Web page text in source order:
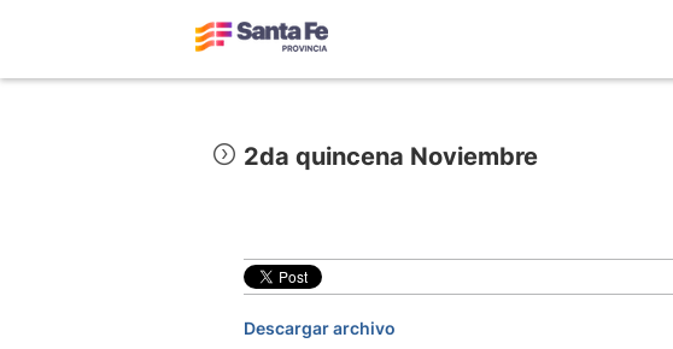
2da quincena Noviembre
Descargar archivo